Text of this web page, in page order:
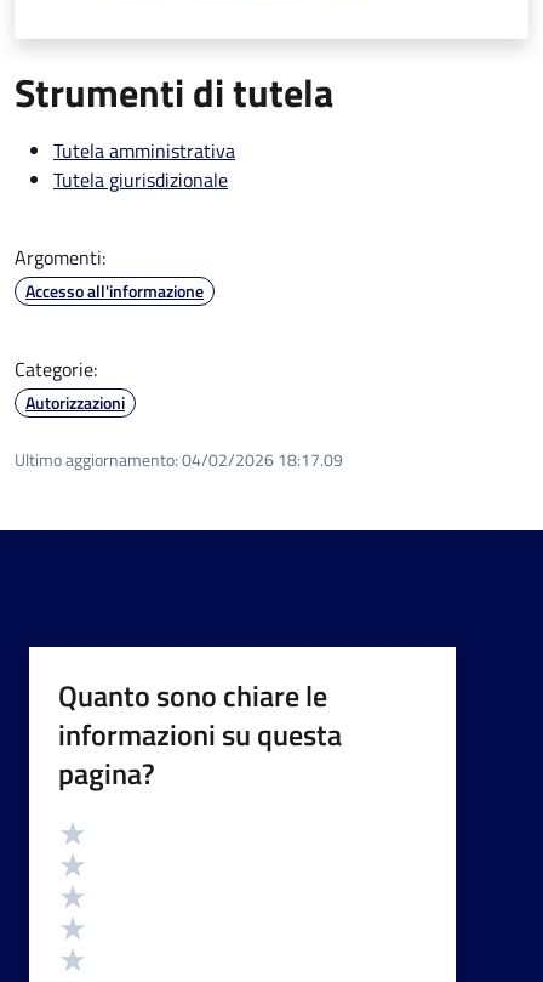
Strumenti di tutela
Tutela amministrativa
Tutela giurisdizionale
Argomenti:
Accesso all'informazione
Categorie:
Autorizzazioni
Ultimo aggiornamento:04/02/2026 18:17.09
Quanto sono chiare le
informazioni su questa
pagina?
Valutazione